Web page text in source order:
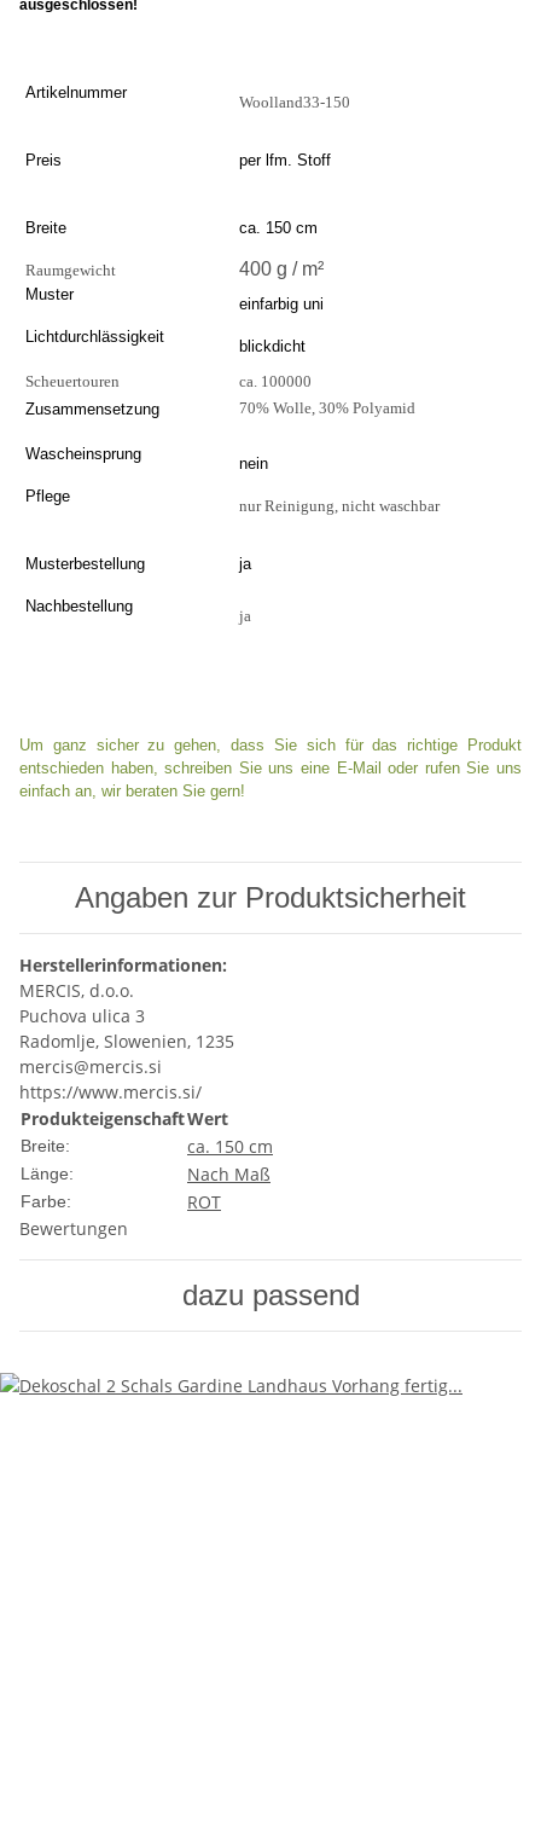
ausgeschlossen!
Artikelnummer
Woolland33-150
Preis per lfm. Stoff
Breite ca. 150 cm
Raumgewicht 400 g / m²
Muster
einfarbig uni
Lichtdurchlässigkeit
blickdicht
Scheuertouren
ca. 100000
Zusammensetzung
70% Wolle, 30% Polyamid
Wascheinsprung
nein
Pflege
nur Reinigung, nicht waschbar
Musterbestellung ja
Nachbestellung
ja
Um ganz sicher zu gehen, dass Sie sich für das richtige Produkt
entschieden haben, schreiben Sie uns eine E-Mail oder rufen Sie uns
einfach an, wir beraten Sie gern!
Angaben zur Produktsicherheit
Herstellerinformationen:
MERCIS, d.o.o.
Puchova ulica 3
Radomlje, Slowenien, 1235
mercis@mercis.si
https://www.mercis.si/
ProdukteigenschaftWert
Breite: ca. 150 cm
Länge: Nach Maß
Farbe:
ROT
Bewertungen
dazu passend